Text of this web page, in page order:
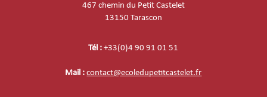
467 chemin du Petit Castelet
13150 Tarascon
Tél : +33(0)4 90 91 01 51
Mail :contact@ecoledupetitcastelet.fr